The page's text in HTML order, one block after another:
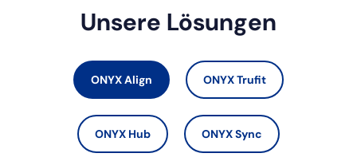
Unsere Lösungen
ONYX Align ONYX Trufit
ONYX Hub ONYX Sync